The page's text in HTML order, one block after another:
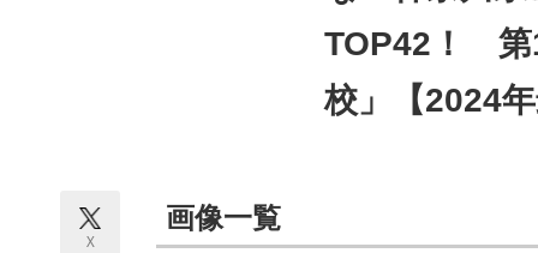
モノづくり技術者専門サイト エレクト
TOP42！ 第
校」【2024
X
画像一覧